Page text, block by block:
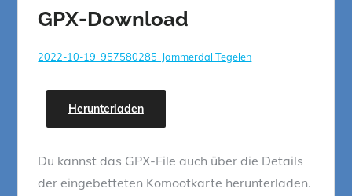
GPX-Download
2022-10-19_957580285_Jammerdal Tegelen
Herunterladen
Du kannst das GPX-File auch über die Details
der eingebetteten Komootkarte herunterladen.